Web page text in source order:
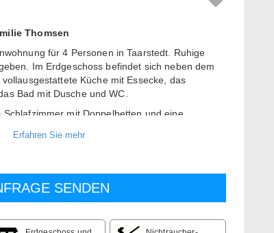
Thomsen
für 4 Personen in Taarstedt. Ruhige
Im Erdgeschoss befindet sich neben dem
Küche mit Essecke, das
Bad mit Dusche und WC.
mit Doppelbetten und eine
Im Garten gibt es eine Schaukel und
geraucht werden.